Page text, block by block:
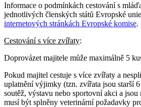
Informace o podmínkách cestování s
jednotlivých členských států Evropské
internetových stránkách Evropské komise.
Cestování s více zvířaty:
Doprovázet majitele může maximálně 5
Pokud majitel cestuje s více zvířaty a
uplatnění výjimky (tzn. zvířata jsou starší 6
soutěž, výstavu nebo sportovní akci a jsou
musí být splněny veterinární požadavky